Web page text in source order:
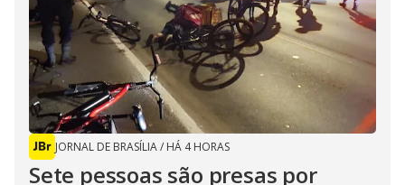
JORNAL DE BRASÍLIA/ HÁ 4 HORAS
Sete pessoas são presas por